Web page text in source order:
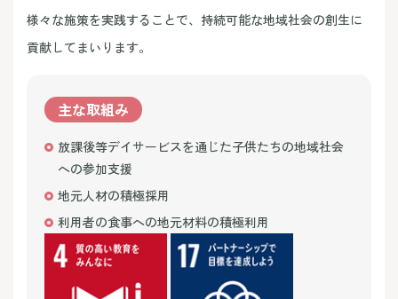
様々な施策を実践することで、持続可能な地域社会の創生に
貢献してまいります。
主な取組み
放課後等デイサービスを通じた子供たちの地域社会
への参加支援
地元人材の積極採用
利用者の食事への地元材料の積極利用